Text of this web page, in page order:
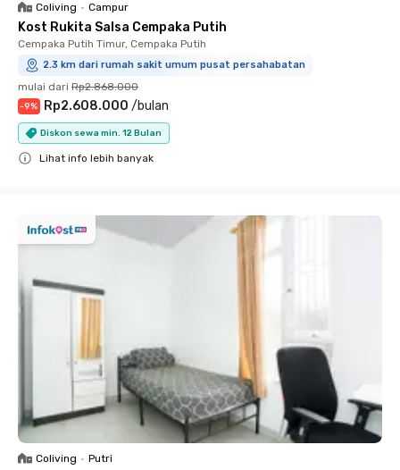
Coliving • Campur
Kost Rukita Salsa Cempaka Putih
Cempaka Putih Timur, Cempaka Putih
2.3 km dari rumah sakit umum pusat persahabatan
mulai dari Rp2.868.000
-9% Rp2.608.000 /bulan
Diskon sewa min. 12 Bulan
Lihat info lebih banyak
Coliving • Putri